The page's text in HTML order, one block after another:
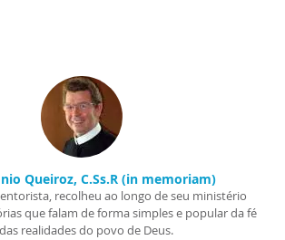
Queiroz, C.Ss.R (in memoriam)
recolheu ao longo de seu ministério
que falam de forma simples e popular da fé
realidades do povo de Deus.